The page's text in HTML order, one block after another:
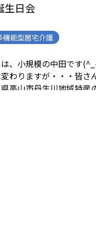
生日会
機能型居宅介護
は、小規模の中田です
わりますが・・・ 皆さ
高山市丹生川地域特産